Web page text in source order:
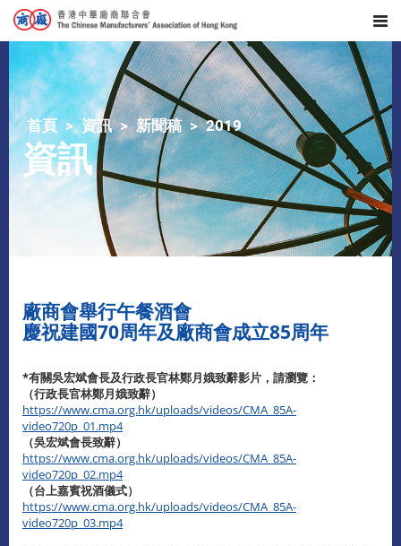
首頁 資訊 新聞稿 2019
資訊
廠商會舉行午餐酒會
慶祝建國70周年及廠商會成立85周年
*有關吳宏斌會長及行政長官林鄭月娥致辭影片，請瀏覽：
（行政長官林鄭月娥致辭）
https://www.cma.org.hk/uploads/videos/CMA_85A-
video720p_01.mp4
（吳宏斌會長致辭）
https://www.cma.org.hk/uploads/videos/CMA_85A-
video720p_02.mp4
（台上嘉賓祝酒儀式）
https://www.cma.org.hk/uploads/videos/CMA_85A-
video720p_03.mp4